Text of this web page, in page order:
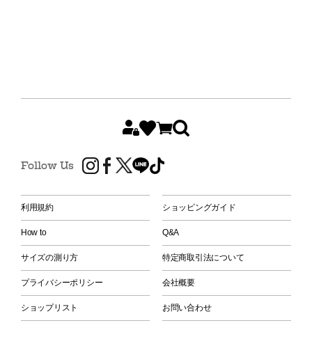
Follow Us
利用規約 ショッピングガイド
How to Q&A
サイズの測り方 特定商取引法について
プライバシーポリシー 会社概要
ショップリスト お問い合わせ